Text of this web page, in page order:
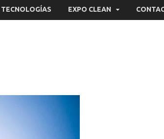
TECNOLOGÍAS EXPO CLEAN